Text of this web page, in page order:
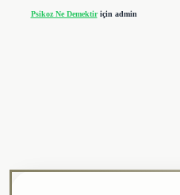
Psikoz Ne Demektiriçin admin